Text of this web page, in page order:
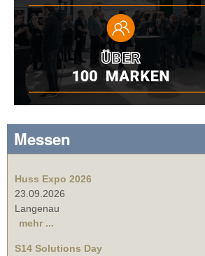
Messen
Huss Expo 2026
23.09.2026
Langenau
mehr ...
S14 Solutions Day